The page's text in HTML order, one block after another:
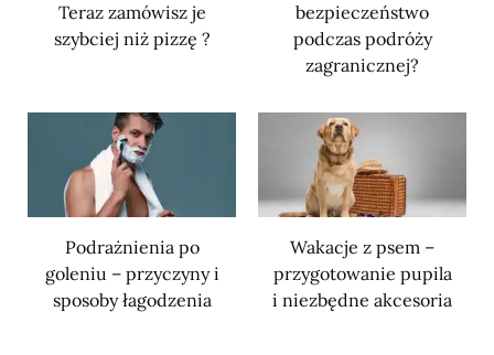
Teraz zamówisz je
szybciej niż pizzę ?
bezpieczeństwo
podczas podróży
zagranicznej?
Podrażnienia po
goleniu – przyczyny i
sposoby łagodzenia
Wakacje z psem –
przygotowanie pupila
i niezbędne akcesoria